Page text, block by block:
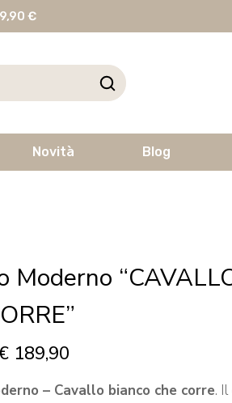
€
Novità Blog
Moderno
189,90
– Cavallo bianco che corre. Il